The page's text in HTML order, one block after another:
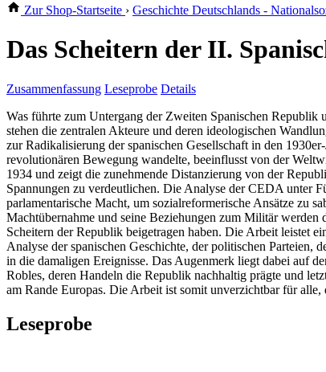
Zur Shop-Startseite › Geschichte Deutschlands -
Das Scheitern der II.
Zusammenfassung Leseprobe Details
Was führte zum Untergang der Zweiten Spanischen
stehen die zentralen Akteure und deren ideologischen
zur Radikalisierung der spanischen Gesellschaft in den
revolutionären Bewegung wandelte, beeinflusst von der
1934 und zeigt die zunehmende Distanzierung von der
Spannungen zu verdeutlichen. Die Analyse der CEDA unter
parlamentarische Macht, um sozialreformerische Ansätze zu
Machtübernahme und seine Beziehungen zum Militär
Scheitern der Republik beigetragen haben. Die Arbeit leistet
Analyse der spanischen Geschichte, der politischen
in die damaligen Ereignisse. Das Augenmerk liegt dabei auf
Robles, deren Handeln die Republik nachhaltig prägte und
am Rande Europas. Die Arbeit ist somit unverzichtbar für alle,
Leseprobe